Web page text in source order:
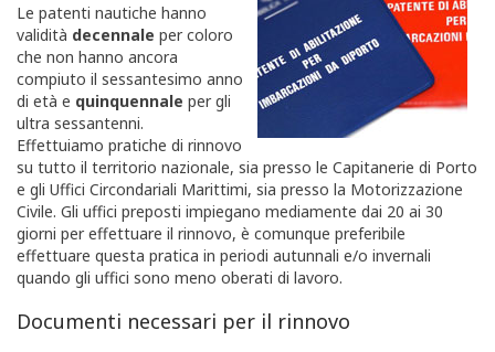
Le patenti nautiche hanno
validità decennale per coloro
che non hanno ancora
compiuto il sessantesimo anno
di età e quinquennale per gli
ultra sessantenni.
Effettuiamo pratiche di rinnovo
su tutto il territorio nazionale, sia presso le Capitanerie di Porto
e gli Uffici Circondariali Marittimi, sia presso la Motorizzazione
Civile. Gli uffici preposti impiegano mediamente dai 20 ai 30
giorni per effettuare il rinnovo, è comunque preferibile
effettuare questa pratica in periodi autunnali e/o invernali
quando gli uffici sono meno oberati di lavoro.
Documenti necessari per il rinnovo